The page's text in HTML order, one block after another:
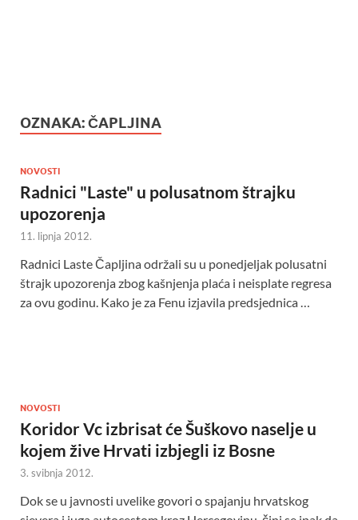
OZNAKA:ČAPLJINA
NOVOSTI
Radnici "Laste" u polusatnom štrajku
upozorenja
11. lipnja 2012.
Radnici Laste Čapljina održali su u ponedjeljak polusatni
štrajk upozorenja zbog kašnjenja plaća i neisplate regresa
za ovu godinu. Kako je za Fenu izjavila predsjednica …
NOVOSTI
Koridor Vc izbrisat će Šuškovo naselje u
kojem žive Hrvati izbjegli iz Bosne
3. svibnja 2012.
Dok se u javnosti uvelike govori o spajanju hrvatskog